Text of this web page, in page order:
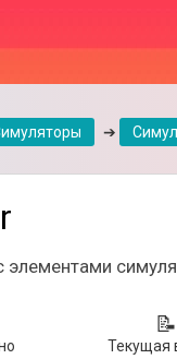
➔
элементами
📝
Текущая